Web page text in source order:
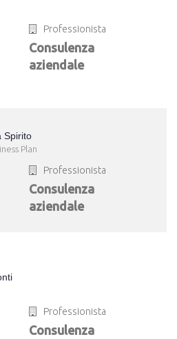
Professionista
Consulenza
aziendale
Spirito
Plan
Professionista
Consulenza
aziendale
Professionista
Consulenza